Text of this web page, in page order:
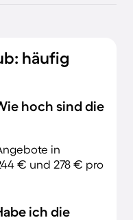
häufig
hoch sind die
in
€ und 278 € pro
ich die